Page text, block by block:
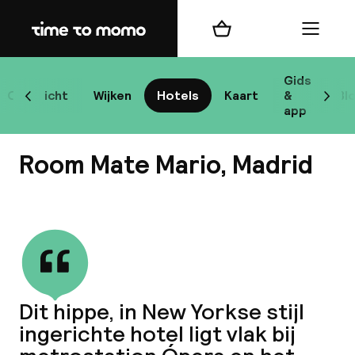
Home
Overzicht Wijken Hotels Kaart
Gids
&
app
Scroll naar links
Winkelmand Menu
Room Mate Mario, Madrid
Dit hippe, in New Yorkse stijl
ingerichte hotel ligt vlak bij